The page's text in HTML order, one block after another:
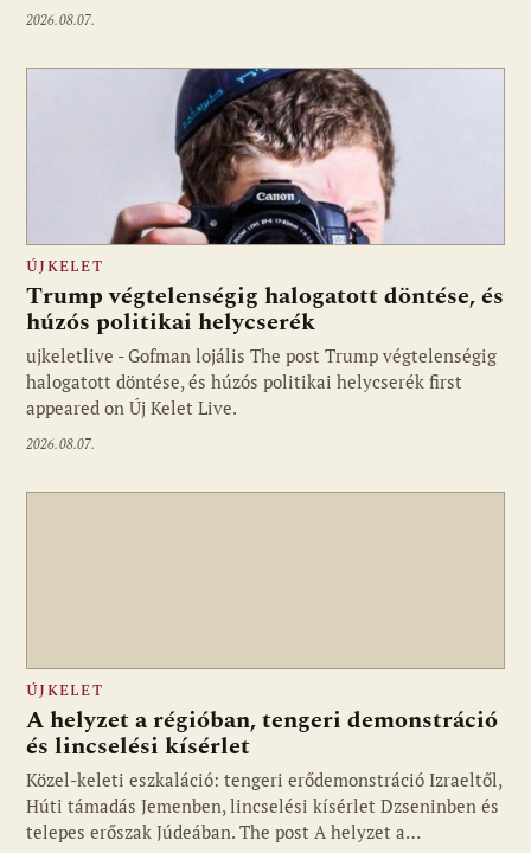
2026.08.07.
Fotó: ujkelet.live
ÚJKELET
Trump végtelenségig halogatott döntése, és
húzós politikai helycserék
ujkeletlive - Gofman lojális The post Trump végtelenségig
halogatott döntése, és húzós politikai helycserék first
appeared on Új Kelet Live.
2026.08.07.
ÚJKELET
A helyzet a régióban, tengeri demonstráció
és lincselési kísérlet
Közel-keleti eszkaláció: tengeri erődemonstráció Izraeltől,
Húti támadás Jemenben, lincselési kísérlet Dzseninben és
telepes erőszak Júdeában. The post A helyzet a…